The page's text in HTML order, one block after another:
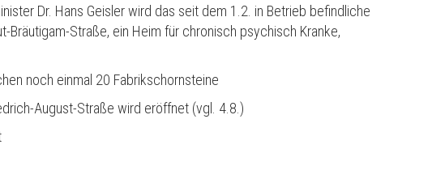
Dr. Hans Geisler wird das seit dem 1.2. in Betrieb befindliche
Bräutigam-Straße, ein Heim für chronisch psychisch Kranke,
noch einmal 20 Fabrikschornsteine
August-Straße wird eröffnet (vgl. 4.8.)